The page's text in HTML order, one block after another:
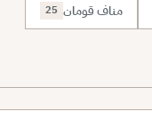
مناف قومان 25